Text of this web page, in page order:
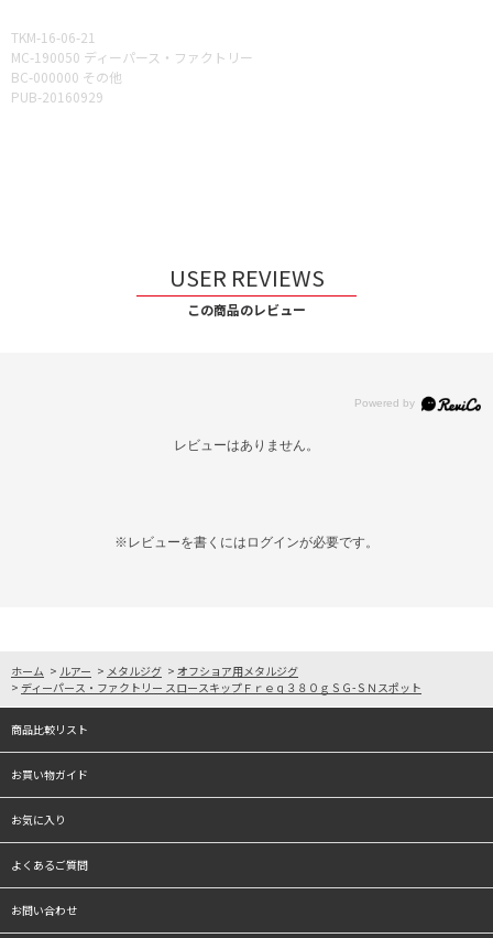
TKM-16-06-21
MC-190050 ディーパース・ファクトリー
BC-000000 その他
PUB-20160929
USER REVIEWS
この商品のレビュー
レビューはありません。
※レビューを書くには ログインが必要です。
ホーム > ルアー > メタルジグ > オフショア用メタルジグ
> ディーパース・ファクトリー スロースキップＦｒｅｑ３８０ｇＳＧ-ＳＮスポット
商品比較リスト
お買い物ガイド
お気に入り
よくあるご質問
お問い合わせ